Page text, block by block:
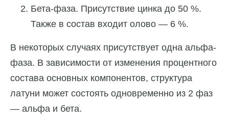
Бета-фаза. Присутствие цинка до 50 %.
Также в состав входит олово — 6 %.
В некоторых случаях присутствует одна альфа-
фаза. В зависимости от изменения процентного
состава основных компонентов, структура
латуни может состоять одновременно из 2 фаз
— альфа и бета.